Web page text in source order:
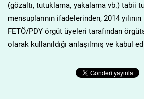
(gözaltı, tutuklama, yakalama vb.) tabii
mensuplarının ifadelerinden, 2014 yılının
FETÖ/PDY örgüt üyeleri tarafından
olarak kullanıldığı anlaşılmış ve kabul